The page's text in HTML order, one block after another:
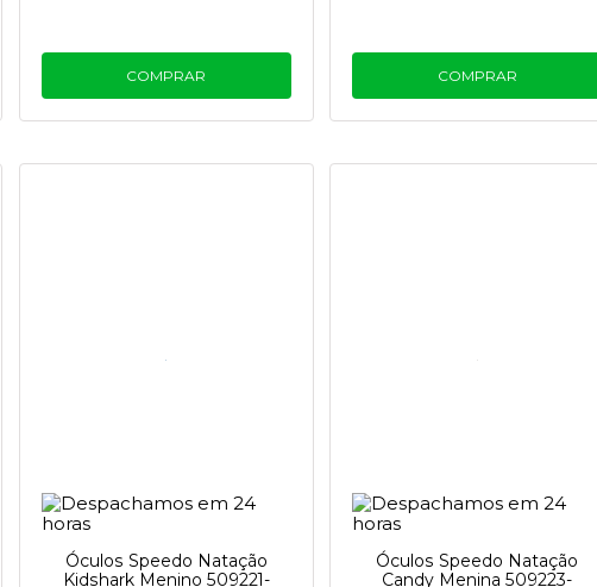
COMPRAR COMPRAR
Óculos Speedo Natação
Kidshark Menino 509221-
Óculos Speedo Natação
Candy Menina 509223-